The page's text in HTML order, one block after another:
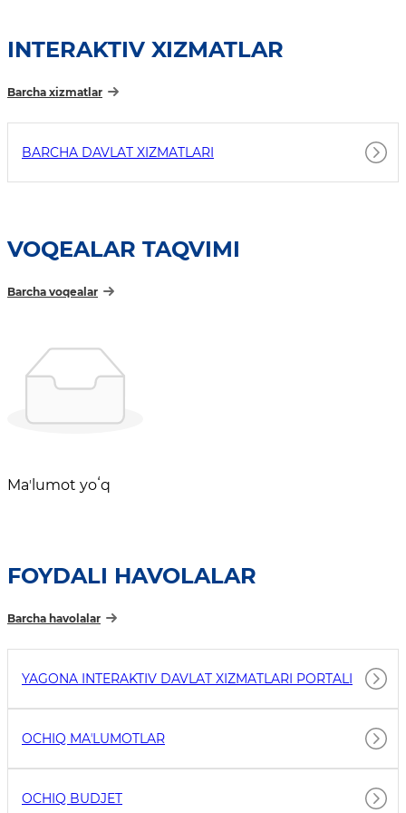
INTERAKTIV XIZMATLAR
Barcha xizmatlar
BARCHA DAVLAT XIZMATLARI
VOQEALAR TAQVIMI
Barcha voqealar
Maʼlumot yoʻq
FOYDALI HAVOLALAR
Barcha havolalar
YAGONA INTERAKTIV DAVLAT XIZMATLARI PORTALI
OCHIQ MAʼLUMOTLAR
OCHIQ BUDJET